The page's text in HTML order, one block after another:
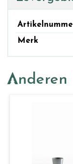
Merk